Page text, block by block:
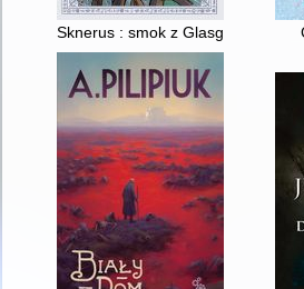
Sknerus : smok z Glasgow